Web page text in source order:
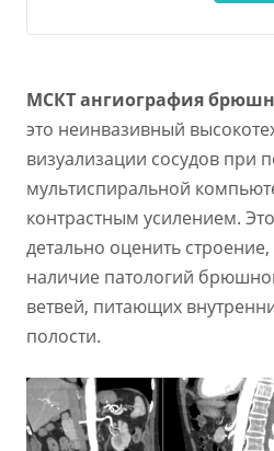
МСКТ ангиография
это неинвазивный
визуализации сосудов при
мультиспиральной
контрастным усилением.
детально оценить
наличие патологий
ветвей, питающих
полости.